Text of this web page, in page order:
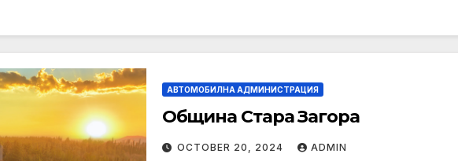
АВТОМОБИЛНА АДМИНИСТРАЦИЯ
Община Стара Загора
OCTOBER 20, 2024 ADMIN